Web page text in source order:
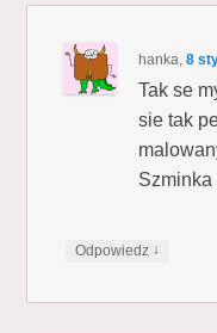
hanka,8
Tak se
sie tak
Szminka
Odpowiedz ↓